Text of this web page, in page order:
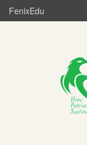
FenixEdu